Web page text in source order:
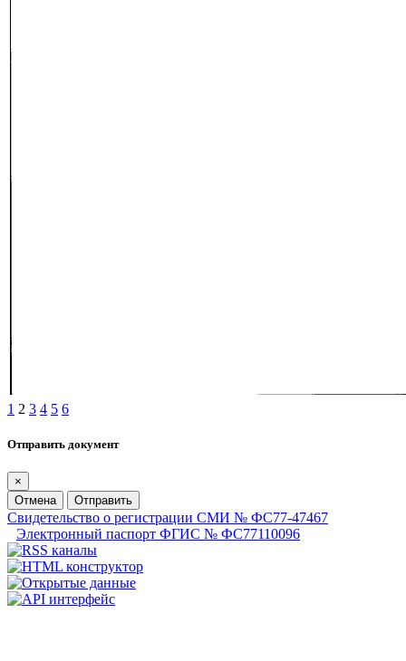
1 2 3 4 5 6
Отправить документ
×
Отмена
Отправить
Свидетельство о регистрации СМИ № ФС77-47467
Электронный паспорт ФГИС № ФС77110096